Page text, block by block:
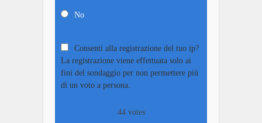
No
Consenti alla registrazione del tuo ip?
La registrazione viene effettuata solo ai
fini del sondaggio per non permettere più
di un voto a persona.
44votes